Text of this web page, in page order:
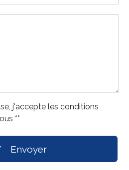
j'accepte les conditions
**
Envoyer